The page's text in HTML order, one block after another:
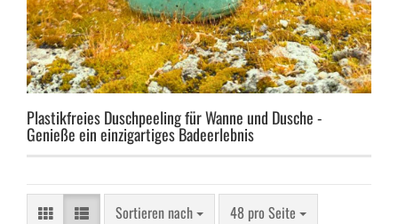
Plastikfreies Duschpeeling für Wanne und Dusche -
Genieße ein einzigartiges Badeerlebnis
Sortieren nach
Sortieren nach 48 pro Seite
pro Seite